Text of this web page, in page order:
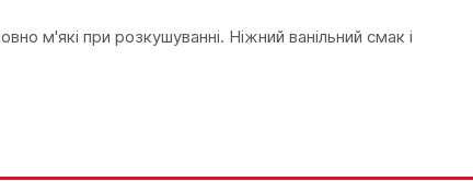
м'які при розкушуванні. Ніжний ванільний смак і